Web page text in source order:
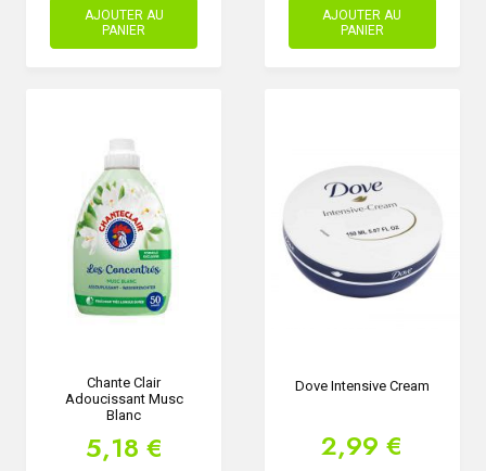
AJOUTER AU
PANIER
AJOUTER AU
PANIER
Chante Clair
Adoucissant Musc
Blanc
5,18 €
Dove Intensive Cream
2,99 €